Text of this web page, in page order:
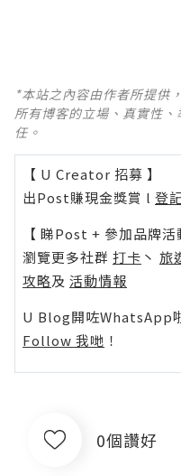
*本站之內容由作者所提供
所有博客的立場、真實性
任。
【 U Creator 招募 】
出Post賺現金獎賞 l 登
【 睇Post + 參加品牌活
瀏覽更多社群 打卡 丶 旅
攻略及 活動情報
U Blog開咗WhatsApp
Follow 我哋 ！
0個讚好